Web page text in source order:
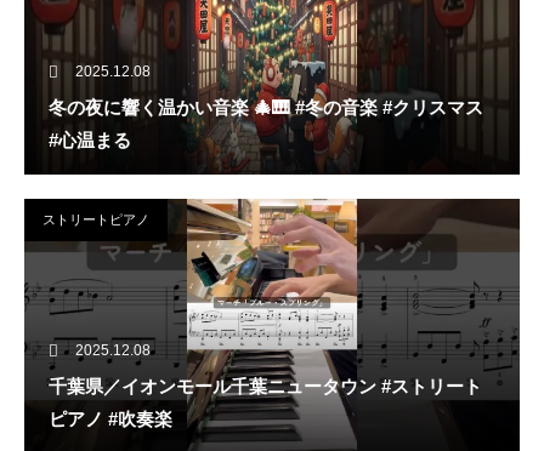
2025.12.08
冬の夜に響く温かい音楽 🎄🎹 #冬の音楽 #クリスマス
#心温まる
ストリートピアノ
2025.12.08
千葉県／イオンモール千葉ニュータウン #ストリート
ピアノ #吹奏楽